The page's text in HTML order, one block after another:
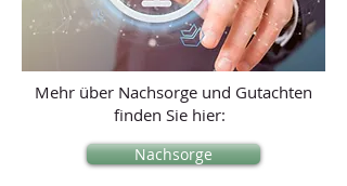
Mehr über Nachsorge und Gutachten
finden Sie hier:
Nachsorge